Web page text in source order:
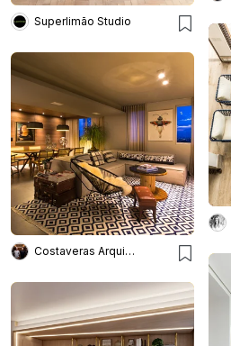
Superlimão Studio
Costaveras Arquitetos